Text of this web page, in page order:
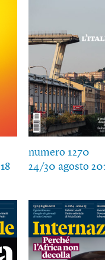
numero 1270
24/30 agosto